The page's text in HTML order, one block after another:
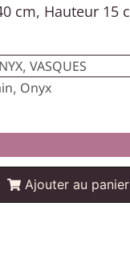
cm, Hauteur 15
, VASQUES
, Onyx
Ajouter au panier